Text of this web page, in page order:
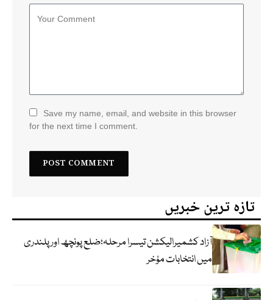
Save my name, email, and website in this browser
for the next time I comment.
تازہ ترین خبریں
آزاد کشمیرالیکشن تیسرا مرحلہ؛ضلع پونچھ اور پلندری
میں انتخابات مؤخر